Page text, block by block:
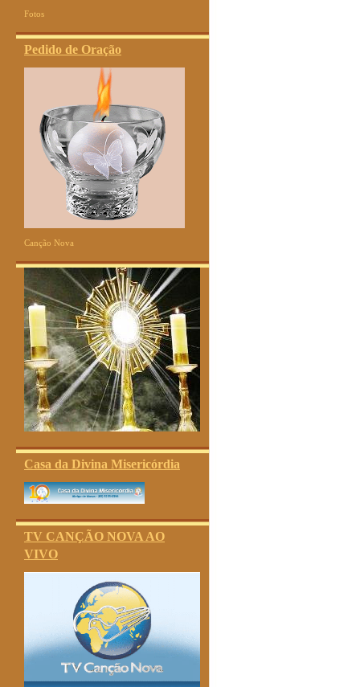
Fotos
Pedido de Oração
Canção Nova
Casa da Divina Misericórdia
TV CANÇÃO NOVA AO
VIVO